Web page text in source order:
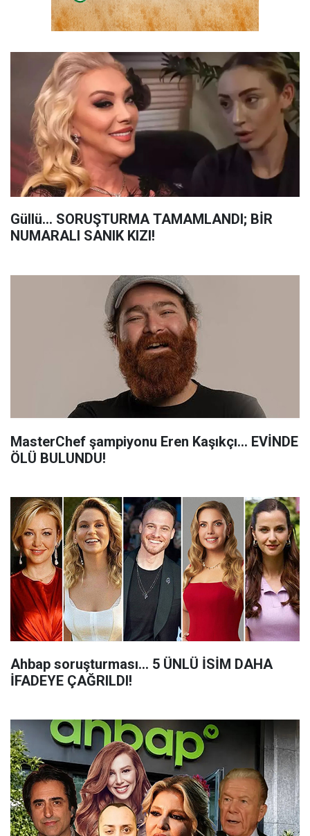
Güllü... SORUŞTURMA TAMAMLANDI; BİR
NUMARALI SANIK KIZI!
MasterChef şampiyonu Eren Kaşıkçı... EVİNDE
ÖLÜ BULUNDU!
Ahbap soruşturması... 5 ÜNLÜ İSİM DAHA
İFADEYE ÇAĞRILDI!